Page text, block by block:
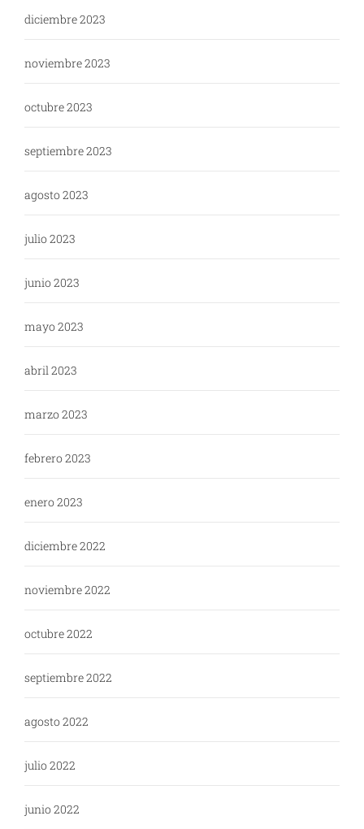
diciembre 2023
noviembre 2023
octubre 2023
septiembre 2023
agosto 2023
julio 2023
junio 2023
mayo 2023
abril 2023
marzo 2023
febrero 2023
enero 2023
diciembre 2022
noviembre 2022
octubre 2022
septiembre 2022
agosto 2022
julio 2022
junio 2022